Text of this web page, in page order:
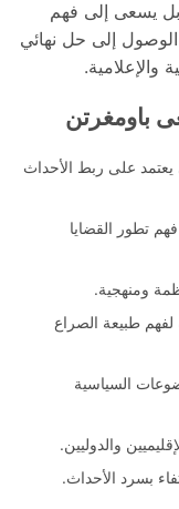
بل يسعى إلى فهم
الوصول إلى حل نهائي
والإعلامية.
باومغرتن
يعتمد على ربط الأحداث
تطور القضايا
ومنهجية.
لفهم طبيعة الصراع
السياسية
والدوليين.
بسرد الأحداث.